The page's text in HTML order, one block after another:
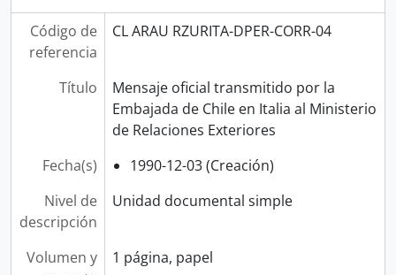
Código de
referencia
CL ARAU RZURITA-DPER-CORR-04
Título
Mensaje oficial transmitido por la
Embajada de Chile en Italia al Ministerio
de Relaciones Exteriores
Fecha(s)
1990-12-03 (Creación)
Nivel de
descripción
Unidad documental simple
Volumen y
1 página, papel